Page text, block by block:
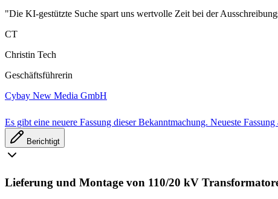
"Die KI-gestützte Suche spart uns wertvolle Zeit bei der
CT
Christin Tech
Geschäftsführerin
Cybay New Media GmbH
Es gibt eine neuere Fassung dieser Bekanntmachung. Neueste Fassung
Berichtigt
Lieferung und Montage von 110/20 kV